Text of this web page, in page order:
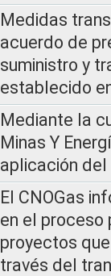
Medidas
acuerdo de
suministro y
establecido
Mediante la
Minas Y
aplicación
El CNOGas
en el proceso
proyectos
través del